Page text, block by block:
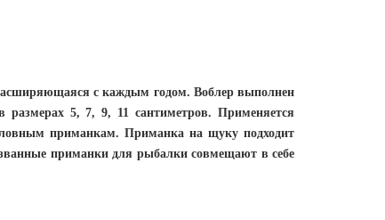
с каждым годом. Воблер выполнен
5, 7, 9, 11 сантиметров. Применяется
приманкам. Приманка на щуку подходит
приманки для рыбалки совмещают в себе